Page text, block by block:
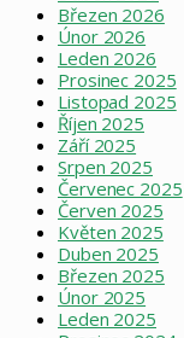
Březen 2026
Únor 2026
Leden 2026
Prosinec 2025
Listopad 2025
Říjen 2025
Září 2025
Srpen 2025
Červenec 2025
Červen 2025
Květen 2025
Duben 2025
Březen 2025
Únor 2025
Leden 2025